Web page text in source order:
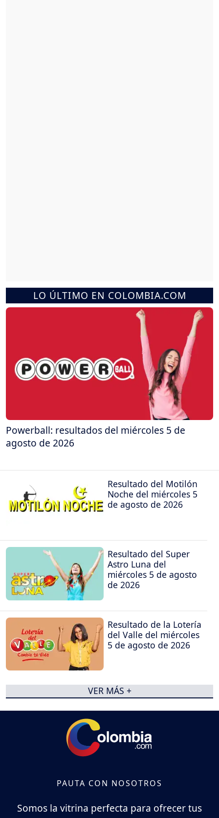
LO ÚLTIMO EN COLOMBIA.COM
Powerball: resultados del miércoles 5 de
agosto de 2026
Resultado del Motilón
Noche del miércoles 5
de agosto de 2026
Resultado del Super
Astro Luna del
miércoles 5 de agosto
de 2026
Resultado de la Lotería
del Valle del miércoles
5 de agosto de 2026
VER MÁS +
PAUTA CON NOSOTROS
Somos la vitrina perfecta para ofrecer tus